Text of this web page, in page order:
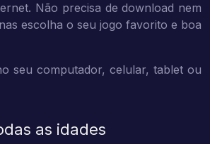
Não precisa de download nem
escolha o seu jogo favorito e boa
seu computador, celular, tablet ou
as idades